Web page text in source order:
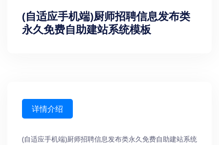
(自适应手机端)厨师招聘信息发布类
永久免费自助建站系统模板
详情介绍
(自适应手机端)厨师招聘信息发布类永久免费自助建站系统